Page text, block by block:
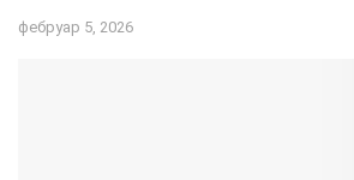
фебруар 5, 2026